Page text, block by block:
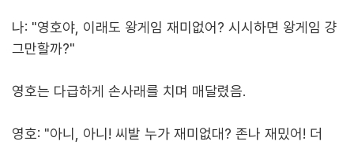
나: "영호야, 이래도 왕게임 재미없어? 시시하면 왕게임 걍
그만할까?"
영호는 다급하게 손사래를 치며 매달렸음.
영호: "아니, 아니! 씨발 누가 재미없대? 존나 재밌어! 더